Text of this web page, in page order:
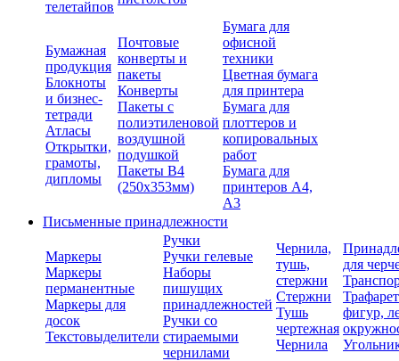
телетайпов
Бумажная
продукция
Блокноты
и бизнес-
тетради
Атласы
Открытки,
грамоты,
дипломы
Почтовые
конверты и
пакеты
Конверты
Пакеты с
полиэтиленовой
воздушной
подушкой
Пакеты В4
(250х353мм)
Бумага для
офисной
техники
Цветная бумага
для принтера
Бумага для
плоттеров и
копировальных
работ
Бумага для
принтеров А4,
А3
Письменные принадлежности
Маркеры
Маркеры
перманентные
Маркеры для
досок
Текстовыделители
Ручки
Ручки гелевые
Наборы
пишущих
принадлежностей
Ручки со
стираемыми
чернилами
Чернила,
тушь,
стержни
Стержни
Тушь
чертежная
Чернила
для
фигур,